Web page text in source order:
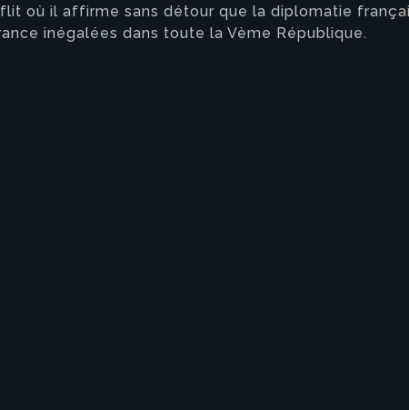
où il affirme sans détour que la diplomatie
inégalées dans toute la Vème République.